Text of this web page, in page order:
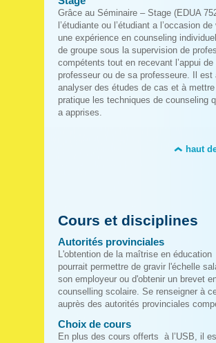
Grâce au Séminaire – Stage (EDUA
l’étudiante ou l’étudiant a l’occasion
une expérience en counseling
de groupe sous la supervision de
compétents tout en recevant l’appui de
professeur ou de sa professeure. Il est
analyser des études de cas et à
pratique les techniques de counseling
a apprises.
haut
Cours et disciplines
Autorités provinciales
L'obtention de la maîtrise en éducation
pourrait permettre de gravir l'échelle
son employeur ou d'obtenir un brevet
counselling scolaire. Se renseigner à
auprès des autorités provinciales
Choix de cours
En plus des cours offerts à l’USB, il